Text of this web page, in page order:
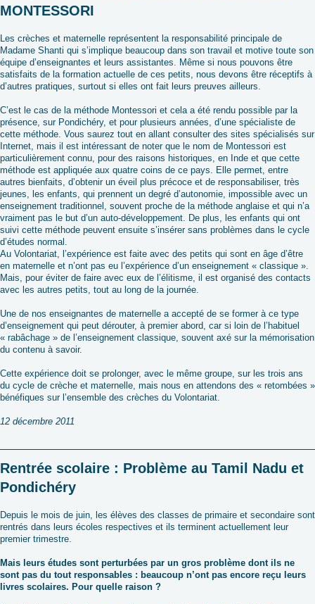
MONTESSORI
Les crèches et maternelle représentent la responsabilité principale de
Madame Shanti qui s’implique beaucoup dans son travail et motive toute son
équipe d’enseignantes et leurs assistantes. Même si nous pouvons être
satisfaits de la formation actuelle de ces petits, nous devons être réceptifs à
d’autres pratiques, surtout si elles ont fait leurs preuves ailleurs.
C’est le cas de la méthode Montessori et cela a été rendu possible par la
présence, sur Pondichéry, et pour plusieurs années, d’une spécialiste de
cette méthode. Vous saurez tout en allant consulter des sites spécialisés sur
Internet, mais il est intéressant de noter que le nom de Montessori est
particulièrement connu, pour des raisons historiques, en Inde et que cette
méthode est appliquée aux quatre coins de ce pays. Elle permet, entre
autres bienfaits, d’obtenir un éveil plus précoce et de responsabiliser, très
jeunes, les enfants, qui prennent un degré d’autonomie, impossible avec un
enseignement traditionnel, souvent proche de la méthode anglaise et qui n’a
vraiment pas le but d’un auto-développement. De plus, les enfants qui ont
suivi cette méthode peuvent ensuite s’insérer sans problèmes dans le cycle
d’études normal.
Au Volontariat, l’expérience est faite avec des petits qui sont en âge d’être
en maternelle et n’ont pas eu l’expérience d’un enseignement « classique ».
Mais, pour éviter de faire avec eux de l’élitisme, il est organisé des contacts
avec les autres petits, tout au long de la journée.
Une de nos enseignantes de maternelle a accepté de se former à ce type
d’enseignement qui peut dérouter, à premier abord, car si loin de l’habituel
« rabâchage » de l’enseignement classique, souvent axé sur la mémorisation
du contenu à savoir.
Cette expérience doit se prolonger, avec le même groupe, sur les trois ans
du cycle de crèche et maternelle, mais nous en attendons des « retombées »
bénéfiques sur l’ensemble des crèches du Volontariat.
12 décembre 2011
Rentrée scolaire : Problème au Tamil Nadu et
Pondichéry
Depuis le mois de juin, les élèves des classes de primaire et secondaire sont
rentrés dans leurs écoles respectives et ils terminent actuellement leur
premier trimestre.
Mais leurs études sont perturbées par un gros problème dont ils ne
sont pas du tout responsables : beaucoup n’ont pas encore reçu leurs
livres scolaires. Pour quelle raison ?